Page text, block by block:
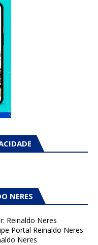
NERES
Reinaldo Neres
Portal Reinaldo Neres
Neres